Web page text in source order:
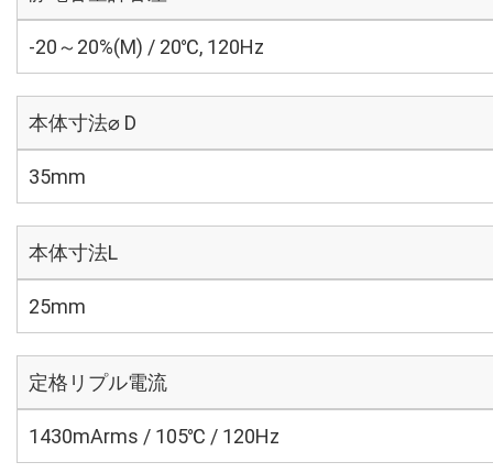
-20～20%(M) / 20℃, 120Hz
本体寸法⌀ D
35mm
本体寸法L
25mm
定格リプル電流
1430mArms / 105℃ / 120Hz